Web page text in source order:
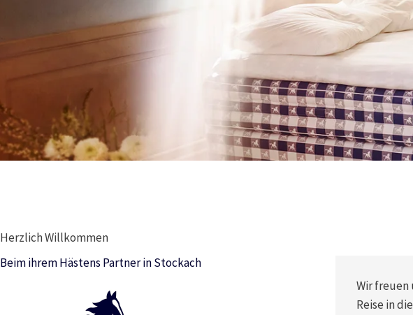
Herzlich Willkommen
Beim ihrem Hästens Partner in Stockach
Wir freuen
Reise in